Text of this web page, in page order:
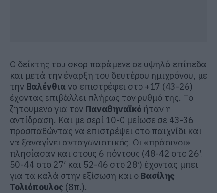
Ο δείκτης του σκορ παράμενε σε υψηλά επίπεδα
και μετά την έναρξη του δευτέρου ημιχρόνου, με
την Βαλένθιανα επιστρέφει στο +17 (43-26)
έχοντας επιβάλλει πλήρως τον ρυθμό της. Το
ζητούμενο για τον Παναθηναϊκό ήταν η
αντίδραση. Και με σερί 10-0 μείωσε σε 43-36
προσπαθώντας να επιστρέψει στο παιχνίδι και
να ξαναγίνει ανταγωνιστικός. Οι «πράσινοι»
πλησίασαν και στους 6 πόντους (48-42 στο 26′,
50-44 στο 27′ και 52-46 στο 28′) έχοντας μπει
για τα καλά στην εξίσωση και ο Βασίλης
Τολιόπουλος (8π.).